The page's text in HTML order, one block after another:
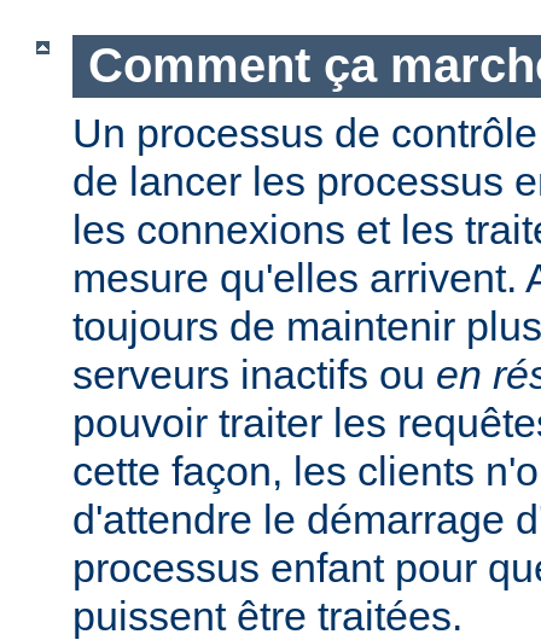
Comment ça
Un processus de
de lancer les processus
les connexions et les
mesure qu'elles arrivent.
toujours de maintenir
serveurs inactifs ou en
pouvoir traiter les
cette façon, les clients
d'attendre le démarrage
processus enfant pour
puissent être traitées.